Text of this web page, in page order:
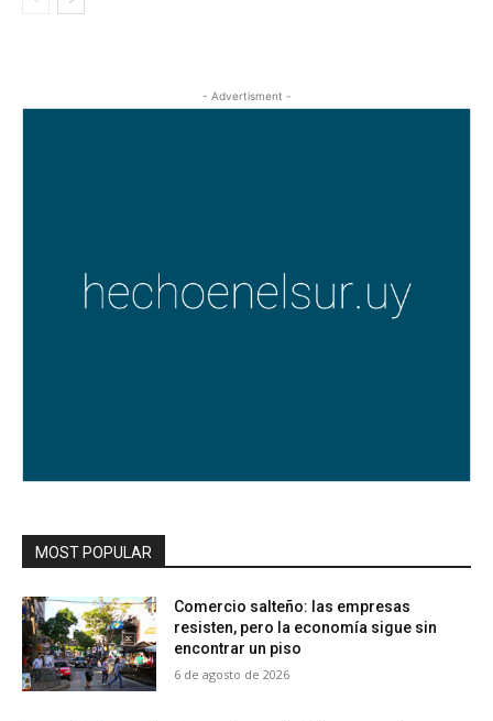
- Advertisment -
MOST POPULAR
Comercio salteño: las empresas
resisten, pero la economía sigue sin
encontrar un piso
6 de agosto de 2026